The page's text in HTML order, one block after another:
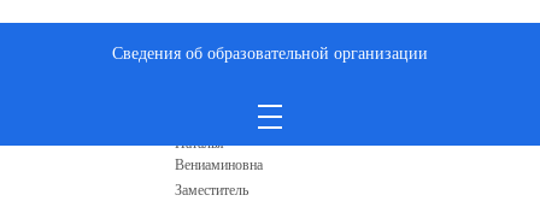
образования
Наталья
Вениаминовна
Заместитель
Сведения об образовательной организации